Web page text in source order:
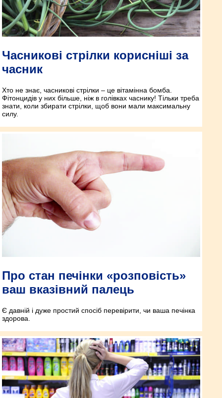
Часникові стрілки корисніші за
часник
Хто не знає, часникові стрілки – це вітамінна бомба.
Фітонцидів у них більше, ніж в голівках часнику! Тільки треба
знати, коли збирати стрілки, щоб вони мали максимальну
силу.
Про стан печінки «розповість»
ваш вказівний палець
Є давній і дуже простий спосіб перевірити, чи ваша печінка
здорова.